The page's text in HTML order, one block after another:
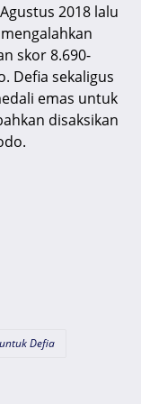
2018 lalu
skor 8.690-
Defia sekaligus
emas untuk
disaksikan
Defia